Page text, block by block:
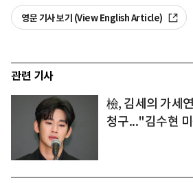
영문 기사 보기 (View English Article)
관련 기사
檢, 김세의 가세
청구..."김수현